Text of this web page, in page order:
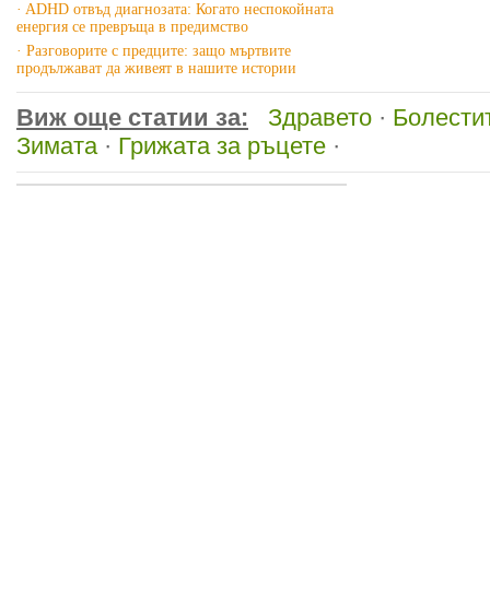
· ADHD отвъд диагнозата: Когато неспокойната
енергия се превръща в предимство
· Разговорите с предците: защо мъртвите
продължават да живеят в нашите истории
Виж още статии за: Здравето ·
Зимата· Грижата за ръцете ·